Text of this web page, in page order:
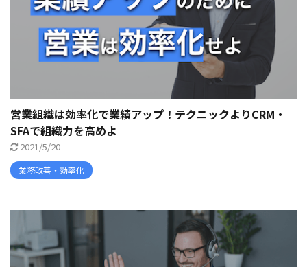
営業組織は効率化で業績アップ！テクニックよりCRM・
SFAで組織力を高めよ
2021/5/20
業務改善・効率化